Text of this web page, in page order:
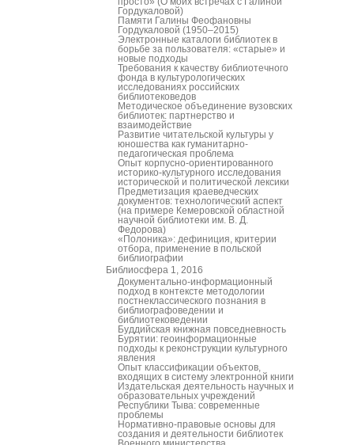
Гордукаловой)
Памяти Галины Феофановны
Гордукаловой (1950–2015)
Электронные каталоги библиотек в
борьбе за пользователя: «старые» и
новые подходы
Требования к качеству библиотечного
фонда в культурологических
исследованиях российских
библиотековедов
Методическое объединение вузовских
библиотек: партнерство и
взаимодействие
Развитие читательской культуры у
юношества как гуманитарно-
педагогическая проблема
Опыт корпусно-ориентированного
историко-культурного исследования
исторической и политической лексики
Предметизация краеведческих
документов: технологический аспект
(на примере Кемеровской областной
научной библиотеки им. В. Д.
Федорова)
«Полоника»: дефиниция, критерии
отбора, применение в польской
библиографии
Библиосфера 1, 2016
Документально-информационный
подход в контексте методологии
постнеклассического познания в
библиографоведении и
библиотековедении
Буддийская книжная повседневность
Бурятии: геоинформационные
подходы к реконструкции культурного
явления
Опыт классификации объектов,
входящих в систему электронной книги
Издательская деятельность научных и
образовательных учреждений
Республики Тыва: современные
проблемы
Нормативно-правовые основы для
создания и деятельности библиотек